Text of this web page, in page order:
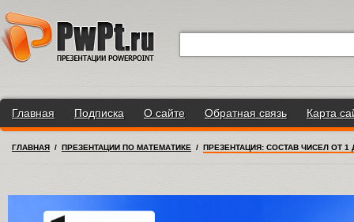
Главная Подписка О сайте Обратная связь Карта
ГЛАВНАЯ / ПРЕЗЕНТАЦИИ ПО МАТЕМАТИКЕ / ПРЕЗЕНТАЦИЯ: СОСТАВ ЧИСЕЛ ОТ 1